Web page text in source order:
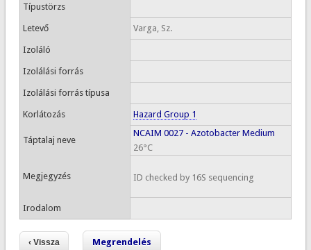
Típustörzs
Letevő Varga, Sz.
Izoláló
Izolálási forrás
Izolálási forrás típusa
Korlátozás Hazard Group 1
Táptalaj neve
NCAIM 0027 - Azotobacter Medium
26°C
Megjegyzés ID checked by 16S sequencing
Irodalom
Megrendelés